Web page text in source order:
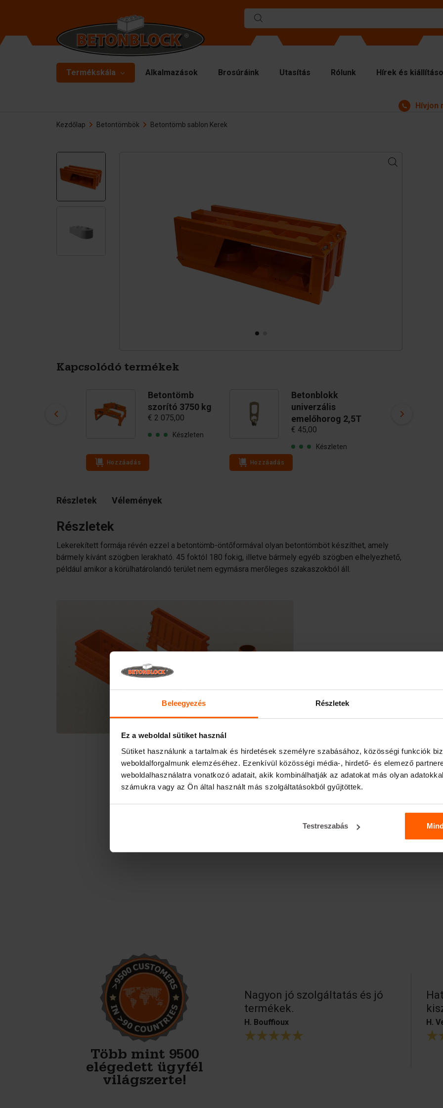
Beleegyezés Részletek
Ez a weboldal sütiket használ
Sütiket használunk a tartalmak és hirdetések személyre szabásához, közösségi funkciók
weboldalforgalmunk elemzéséhez. Ezenkívül közösségi média-, hirdető- és elemező
weboldalhasználatra vonatkozó adatait, akik kombinálhatják az adatokat más olyan
számukra vagy az Ön által használt más szolgáltatásokból gyűjtöttek.
Testreszabás
Termékskála
Starterpackage
Formliners
Terelőfalak
Betonlemezek
Tetrapodák
Elválasztó falak
Alkatrészek
Alkalmazások Brosúráink Utasítás Rólunk Hírek és
Hívjon
Kezdőlap Betontömbök Betontömb sablon Kerek
Kapcsolódó termékek
Betontömb
szorító 3750 kg
€ 2 075,00
Készleten
Hozzáadás
Betonblokk
univerzális
emelőhorog 2,5T
€ 45,00
Készleten
Hozzáadás
Részletek Vélemények
Részletek
Lekerekített formája révén ezzel a betontömb-öntőformával olyan betontömböt készíthet, amely
bármely kívánt szögben lerakható. 45 foktól 180 fokig, illetve bármely egyéb szögben elhelyezhető,
például amikor a körülhatárolandó terület nem egymásra merőleges szakaszokból áll.
Több mint 9500
elégedett ügyfél
világszerte!
Nagyon megbízható,
barátságos partner. Nekik
vannak a legjobb formáik a
betontömbökhöz.
Bagger- & Fuhrbetrieb Jütte GmbH
Nagyon jó szolgáltatás és jó
termékek.
H. Bouffioux H.